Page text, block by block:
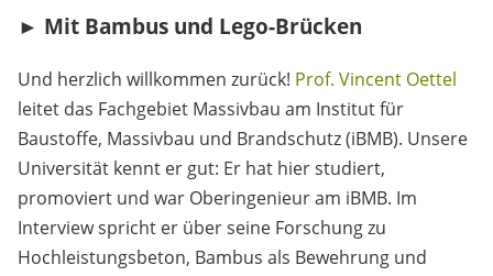
► Mit Bambus und Lego-Brücken
Und herzlich willkommen zurück! Prof. Vincent Oettel
leitet das Fachgebiet Massivbau am Institut für
Baustoffe, Massivbau und Brandschutz (iBMB). Unsere
Universität kennt er gut: Er hat hier studiert,
promoviert und war Oberingenieur am iBMB. Im
Interview spricht er über seine Forschung zu
Hochleistungsbeton, Bambus als Bewehrung und